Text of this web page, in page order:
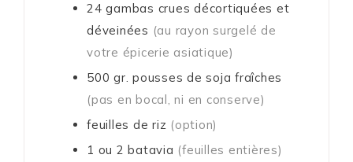
24gambas crues décortiquées et
déveinées (au rayon surgelé de
votre épicerie asiatique)
500 gr. pousses de soja fraîches
(pas en bocal, ni en conserve)
feuilles de riz (option)
1 ou 2 batavia (feuilles entières)